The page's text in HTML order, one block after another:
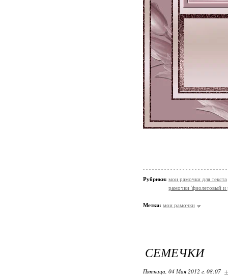
Рубрики: мои рамочки для текста
рамочки 'фиолетовый и
Метки: мои рамочки
СЕМЕЧКИ
Пятница, 04 Мая 2012 г. 08:07